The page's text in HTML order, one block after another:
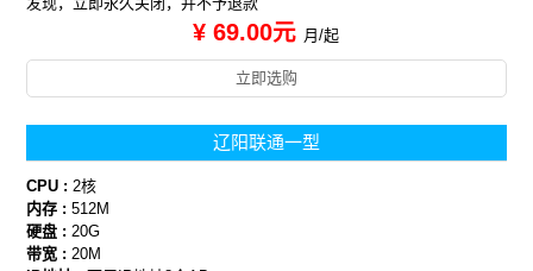
¥ 69.00元 月/起
立即选购
辽阳联通一型
CPU : 2核
内存 :512M
硬盘 : 20G
带宽 : 20M